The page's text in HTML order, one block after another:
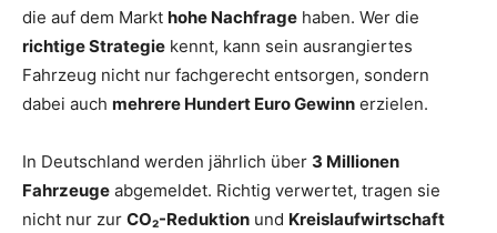
die auf dem Markt hohe Nachfrage haben. Wer die
richtige Strategie kennt, kann sein ausrangiertes
Fahrzeug nicht nur fachgerecht entsorgen, sondern
dabei auch mehrere Hundert Euro Gewinn erzielen.
In Deutschland werden jährlich über 3 Millionen
Fahrzeuge abgemeldet. Richtig verwertet, tragen sie
nicht nur zur CO₂-Reduktion und Kreislaufwirtschaft